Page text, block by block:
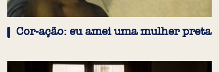
Cor-ação: eu amei uma mulher preta